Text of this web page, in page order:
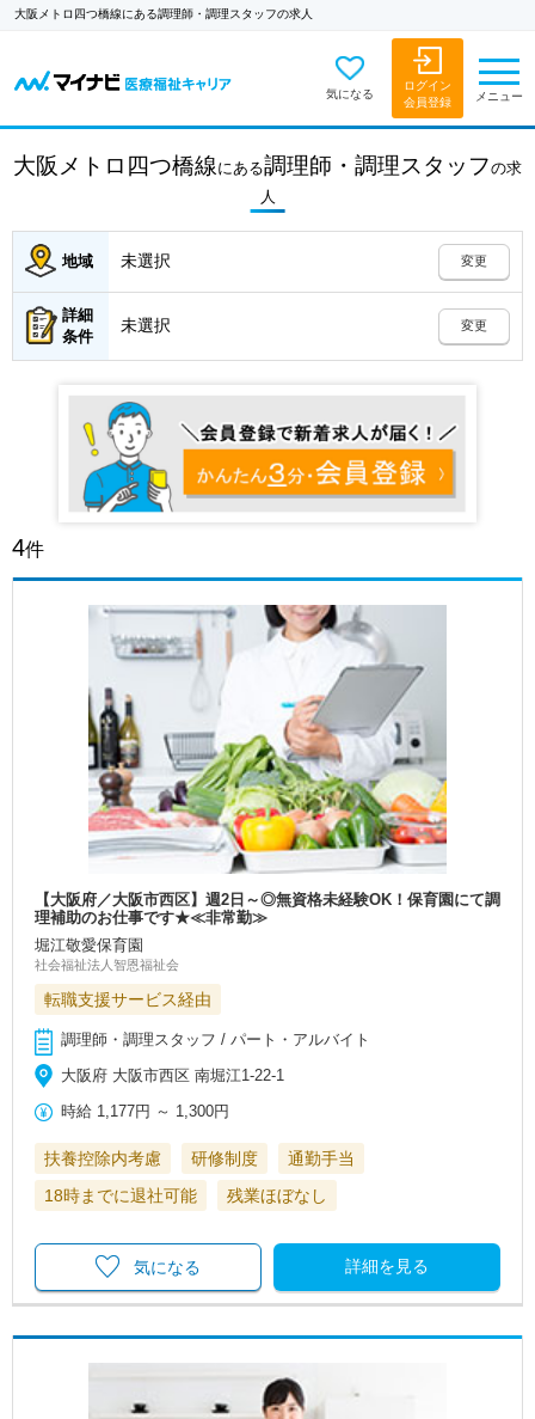
大阪メトロ四つ橋線にある調理師・調理スタッフの求人
気になる
ログイン
会員登録
メニュー
大阪メトロ四つ橋線 にある調理師・調理スタッフの求
人
地域 未選択 変更
詳細
条件
未選択 変更
4件
【大阪府／大阪市西区】週2日～◎無資格未経験OK！保育園にて調
理補助のお仕事です★≪非常勤≫
堀江敬愛保育園
社会福祉法人智恩福祉会
転職支援サービス経由
調理師・調理スタッフ / パート・アルバイト
大阪府 大阪市西区 南堀江1-22-1
時給 1,177円 ～ 1,300円
扶養控除内考慮 研修制度
通勤手当
18時までに退社可能
残業ほぼなし
詳細を見る
気になる